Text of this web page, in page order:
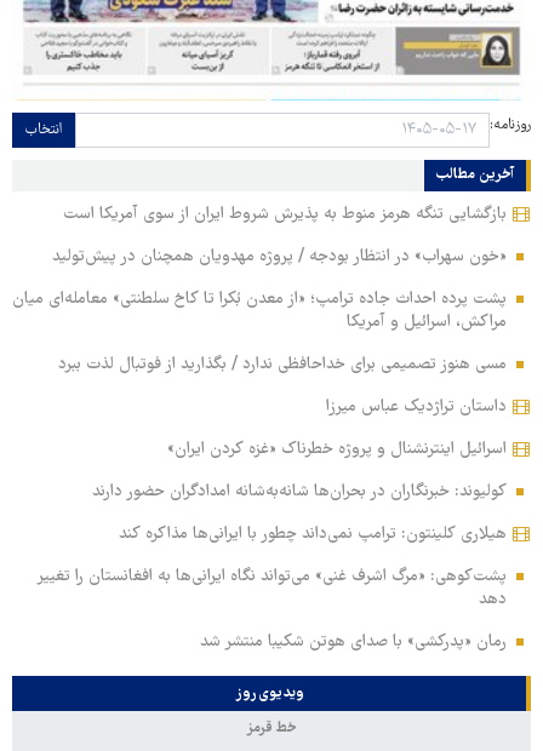
روزنامه: انتخاب
آخرین مطالب
بازگشایی تنگه هرمز منوط به پذیرش شروط ایران از سوی آمریکا است
«خون سهراب» در انتظار بودجه / پروژه مهدویان همچنان در پیش‌تولید
پشت پرده احداث جاده ترامپ؛ «از معدن بُکرا تا کاخ سلطنتی» معامله‌ای میان
مراکش، اسرائیل و آمریکا
مسی هنوز تصمیمی برای خداحافظی ندارد / بگذارید از فوتبال لذت ببرد
داستان تراژدیک عباس میرزا
اسرائیل اینترنشنال و پروژه خطرناک «غزه کردن ایران»
کولیوند: خبرنگاران در بحران‌ها شانه‌به‌شانه امدادگران حضور دارند
هیلاری کلینتون: ترامپ نمی‌داند چطور با ایرانی‌ها مذاکره کند
پشت‌کوهی: «مرگ اشرف غنی» می‌تواند نگاه ایرانی‌ها به افغانستان را تغییر
دهد
رمان «پدرکشی» با صدای هوتن شکیبا منتشر شد
ویدیوی روز
خط قرمز